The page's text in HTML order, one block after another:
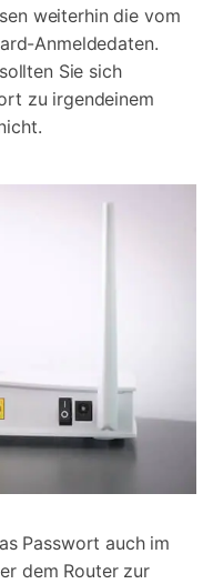
weiterhin die vom
Anmeldedaten.
Sie sich
zu irgendeinem
Passwort auch im
dem Router zur